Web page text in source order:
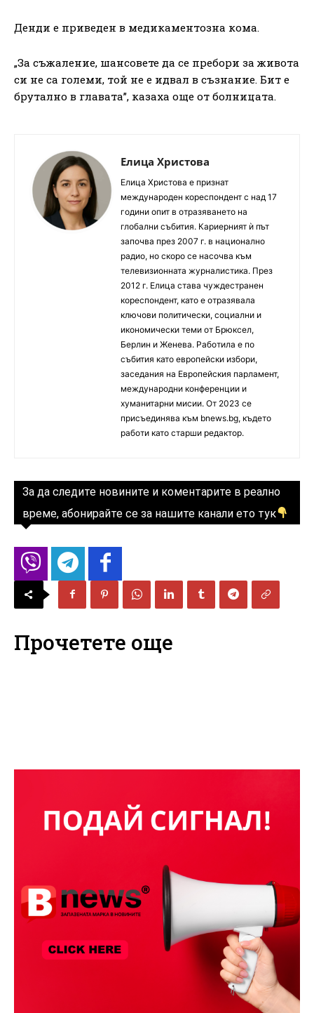
Денди е приведен в медикаментозна кома.
„За съжаление, шансовете да се пребори за живота
си не са големи, той не е идвал в съзнание. Бит е
брутално в главата”, казаха още от болницата.
Елица Христова
Елица Христова е признат
международен кореспондент с над 17
години опит в отразяването на
глобални събития. Кариерният ѝ път
започва през 2007 г. в национално
радио, но скоро се насочва към
телевизионната журналистика. През
2012 г. Елица става чуждестранен
кореспондент, като е отразявала
ключови политически, социални и
икономически теми от Брюксел,
Берлин и Женева. Работила е по
събития като европейски избори,
заседания на Европейския парламент,
международни конференции и
хуманитарни мисии. От 2023 се
присъединява към bnews.bg, където
работи като старши редактор.
За да следите новините и коментарите в реално
време, абонирайте се за нашите канали ето тук
Прочетете още